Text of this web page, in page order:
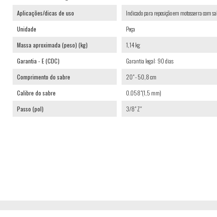
Aplicações/dicas de uso
Indicado para reposição em motosserra com
Unidade
Peça
Massa aproximada (peso) (kg)
1,14 kg
Garantia - E (CDC)
Garantia legal: 90 dias
Comprimento do sabre
20" - 50,8 cm
Calibre do sabre
0.058"(1,5 mm)
Passo (pol)
3/8" Z"